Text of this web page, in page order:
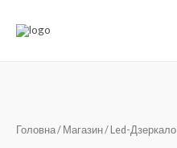
Головна/ Магазин/ Led-Дзеркало